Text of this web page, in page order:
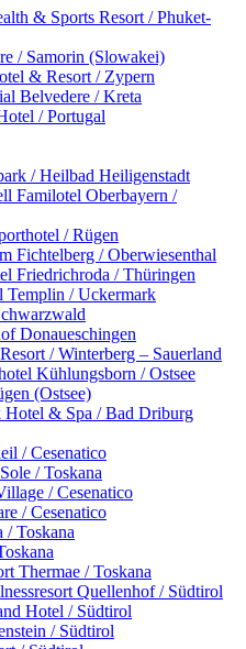
& Sports Resort / Phuket-
/ Samorin (Slowakei)
& Resort / Zypern
Belvedere / Kreta
/ Portugal
/ Heilbad Heiligenstadt
Familotel Oberbayern /
/ Rügen
Fichtelberg / Oberwiesenthal
Friedrichroda / Thüringen
Templin / Uckermark
Donaueschingen
/ Winterberg – Sauerland
Kühlungsborn / Ostsee
(Ostsee)
Hotel & Spa / Bad Driburg
/ Cesenatico
/ Toskana
/ Cesenatico
/ Cesenatico
/ Toskana
Thermae / Toskana
Quellenhof / Südtirol
Hotel / Südtirol
/ Südtirol